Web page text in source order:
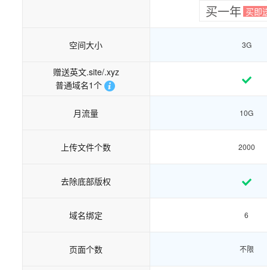
买一年 买即
空间大小 3G
赠送英文.site/.xyz
普通域名1个
月流量 10G
上传文件个数 2000
去除底部版权
域名绑定 6
页面个数 不限